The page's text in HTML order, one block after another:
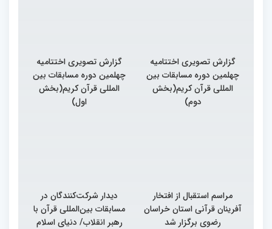
گزارش تصویری اختتامیه
چهلمین دوره مسابقات بین
المللی قرآن کریم(بخش
دوم)
گزارش تصویری اختتامیه
چهلمین دوره مسابقات بین
المللی قرآن کریم(بخش
اول)
مراسم استقبال از افتخار
آفرینان قرآنی استان خراسان
رضوی برگزار شد
دیدار شرکت‌کنندگان در
مسابقات بین‌المللی قرآن با
رهبر انقلاب/ دنیای اسلام